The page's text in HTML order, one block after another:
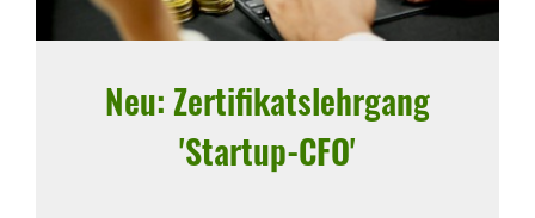
Neu: Zerti­fi­kats­lehr­gang
'Startup-CFO'